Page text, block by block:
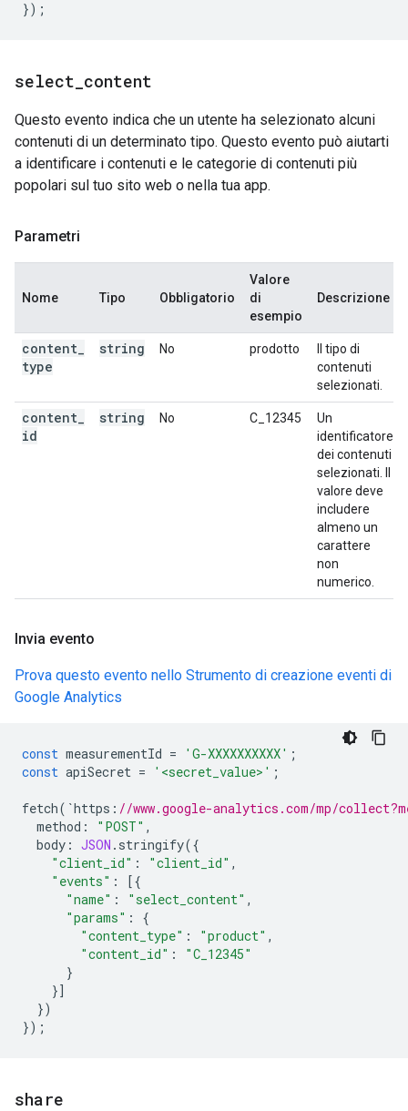
});
select content
Questo evento indica che un utente ha selezionato alcuni
contenuti di un determinato tipo. Questo evento può aiutarti
a identificare i contenuti e le categorie di contenuti più
popolari sul tuo sito web o nella tua app.
Parametri
Nome Tipo Obbligatorio
Valore
di
esempio
Descrizione
content
type
string No prodotto
Il tipo di
contenuti
selezionati.
content
id
string No C_12345
Un
identificatore
dei contenuti
selezionati. Il
valore deve
includere
almeno un
carattere
non
numerico.
Invia evento
Prova questo evento nello Strumento di creazione eventi di
Google Analytics
const measurementId = 'G-XXXXXXXXXX' ;
const apiSecret = '<secret_value>' ;
fetch( `https : //www.google-analytics.com/mp/
method : "POST" ,
body : JSON . stringify({
"client_id" : "client_id" ,
"events" :
[{
"name" : "select_content" ,
"params" :
{
"content_type" : "product" ,
"content_id" :
"C_12345"
}
}]
})
});
share